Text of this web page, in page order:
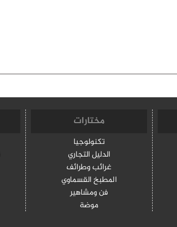
مختارات
تكنولوجيا
الدليل التجاري
غرائب وطرائف
المطبخ القسماوي
فن ومشاهير
موضة